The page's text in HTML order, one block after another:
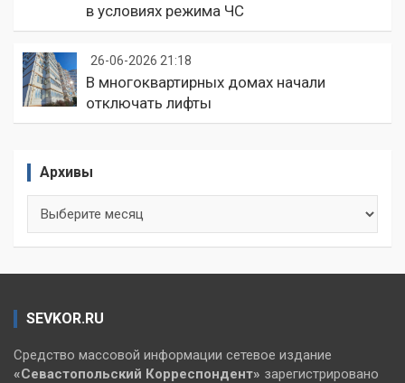
в условиях режима ЧС
26-06-2026 21:18
В многоквартирных домах начали
отключать лифты
Архивы
SEVKOR.RU
Средство массовой информации сетевое издание
«Севастопольский Корреспондент» зарегистрировано